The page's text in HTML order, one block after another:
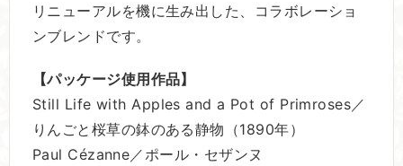
リニューアルを機に生み出した、コラボレーショ
ンブレンドです。
【パッケージ使用作品】
Still Life with Apples and a Pot of Primroses／
りんごと桜草の鉢のある静物（1890年）
Paul Cézanne／ポール・セザンヌ